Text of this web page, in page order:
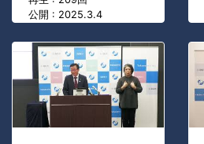
公開 : 2025.3.4